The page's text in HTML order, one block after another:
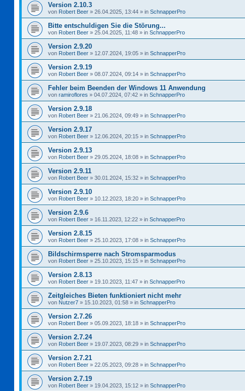
Version 2.10.3
von Robert Beer » 26.04.2025, 13:44 » in SchnapperPro
Bitte entschuldigen Sie die Störung...
von Robert Beer » 25.04.2025, 11:48 » in SchnapperPro
Version 2.9.20
von Robert Beer » 12.07.2024, 19:05 » in SchnapperPro
Version 2.9.19
von Robert Beer » 08.07.2024, 09:14 » in SchnapperPro
Fehler beim Beenden der Windows 11 Anwendung
von ramiroflores » 04.07.2024, 07:42 » in SchnapperPro
Version 2.9.18
von Robert Beer » 21.06.2024, 09:49 » in SchnapperPro
Version 2.9.17
von Robert Beer » 12.06.2024, 20:15 » in SchnapperPro
Version 2.9.13
von Robert Beer » 29.05.2024, 18:08 » in SchnapperPro
Version 2.9.11
von Robert Beer » 30.01.2024, 15:32 » in SchnapperPro
Version 2.9.10
von Robert Beer » 10.12.2023, 18:20 » in SchnapperPro
Version 2.9.6
von Robert Beer » 16.11.2023, 12:22 » in SchnapperPro
Version 2.8.15
von Robert Beer » 25.10.2023, 17:08 » in SchnapperPro
Bildschirmsperre nach Stromsparmodus
von Robert Beer » 25.10.2023, 15:15 » in SchnapperPro
Version 2.8.13
von Robert Beer » 19.10.2023, 11:47 » in SchnapperPro
Zeitgleiches Bieten funktioniert nicht mehr
von Nutzer7 » 15.10.2023, 01:58 » in SchnapperPro
Version 2.7.26
von Robert Beer » 05.09.2023, 18:18 » in SchnapperPro
Version 2.7.24
von Robert Beer » 19.07.2023, 08:29 » in SchnapperPro
Version 2.7.21
von Robert Beer » 22.05.2023, 09:28 » in SchnapperPro
Version 2.7.19
von Robert Beer » 19.04.2023, 15:12 » in SchnapperPro